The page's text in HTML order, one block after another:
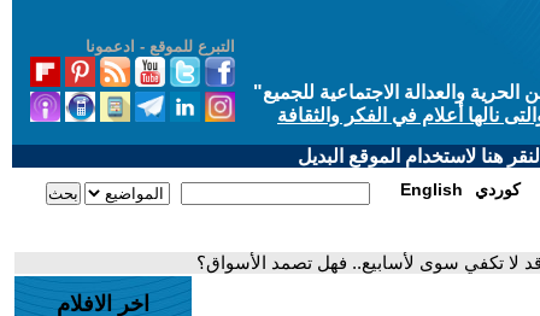
التبرع للموقع - ادعمونا
والعدالة الاجتماعية للجميع"
نالها أعلام في الفكر والثقافة
هنا لاستخدام الموقع البديل
English كوردي
قد لا تكفي سوى لأسابيع.. فهل تصمد الأسواق؟
اخر الافلام